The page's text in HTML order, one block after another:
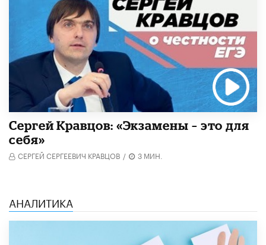
Сергей Кравцов: «Экзамены – это для
себя»
СЕРГЕЙ СЕРГЕЕВИЧ КРАВЦОВ / 3 МИН.
АНАЛИТИКА